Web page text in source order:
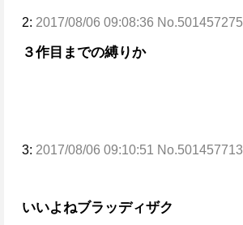
2: 2017/08/06 09:08:36 No.501457275
３作目までの縛りか
3: 2017/08/06 09:10:51 No.501457713
いいよねブラッディザク